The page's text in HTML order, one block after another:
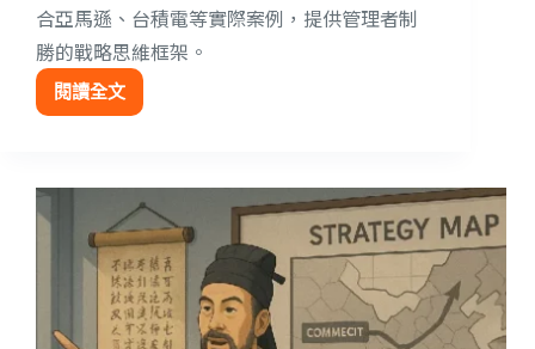
合亞馬遜、台積電等實際案例，提供管理者制
勝的戰略思維框架。
閱讀全文